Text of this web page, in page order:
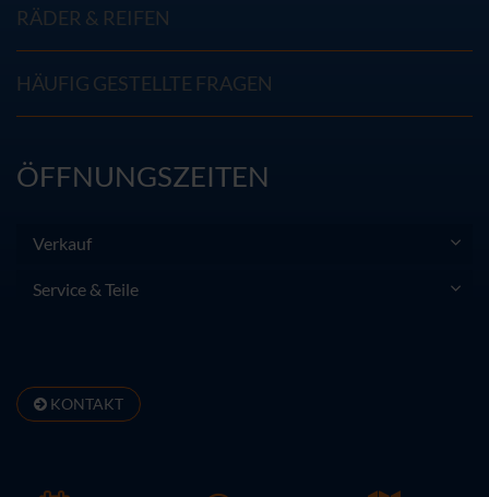
RÄDER & REIFEN
HÄUFIG GESTELLTE FRAGEN
ÖFFNUNGSZEITEN
Verkauf
Service & Teile
KONTAKT